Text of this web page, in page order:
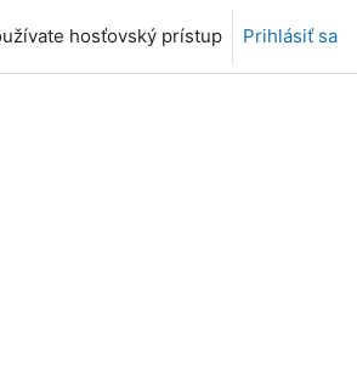
hosťovský prístup Prihlásiť sa